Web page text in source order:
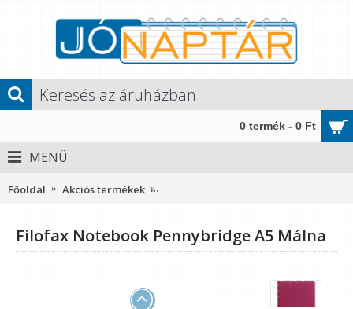
0 termék - 0 Ft
MENÜ
Főoldal Akciós termékek
Filofax Notebook Pennybridge A5 Málna